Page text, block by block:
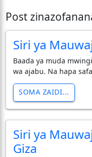
Post
Siri ya
Baada ya muda
wa ajabu. Na hapa
SOMA ZAIDI...
Siri ya
Giza